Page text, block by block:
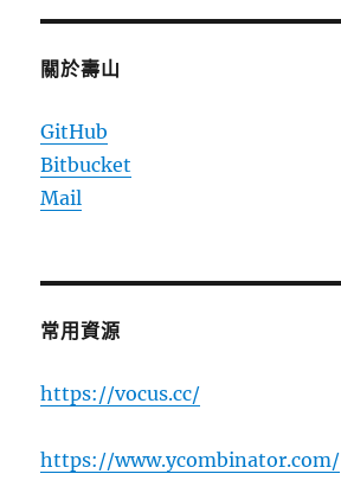
關於壽山
GitHub
Bitbucket
Mail
常用資源
https://vocus.cc/
https://www.ycombinator.com/